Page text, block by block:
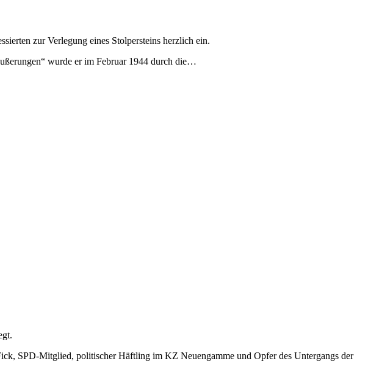
zur Verlegung eines Stolpersteins herzlich ein.
wurde er im Februar 1944 durch die…
SPD-Mitglied, politischer Häftling im KZ Neuengamme und Opfer des Untergangs der